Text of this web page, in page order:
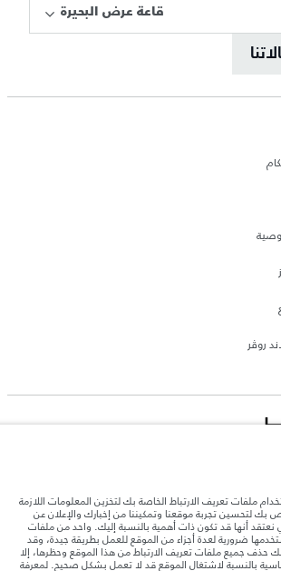
قاعة عرض البحيرة
روڤر
السيارة القياسية. سوف تؤثر الإكسسوارات وغيرها من
في الحمولة. تأكد من عدم تجاوز الوزن الإجمالي للسيارة
عند تحميل السيارة بالإكسسوارات والركاب والسوائل والوقود
ملفات تعريف الارتباط الخاصة بك لتخزين المعلومات اللازمة
بك لتحسين تجربة موقعنا وتمكيننا من إخبارك والإعلان عن
نعتقد أنها قد تكون ذات أهمية بالنسبة إليك. واحد من ملفات
ضرورية لعدة أجزاء من الموقع للعمل بطريقة جيدة، وقد
حذف جميع ملفات تعريف الارتباط من هذا الموقع وحظرها، إلا
بالنسبة لاشتغال الموقع قد لا تعمل بشكل صحيح. لمعرفة